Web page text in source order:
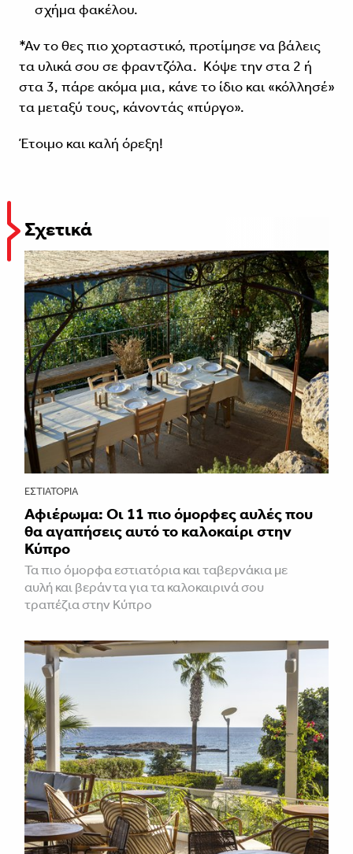
σχήμα φακέλου.
*Αν το θες πιο χορταστικό, προτίμησε να βάλεις
τα υλικά σου σε φραντζόλα. Κόψε την στα 2 ή
στα 3, πάρε ακόμα μια, κάνε το ίδιο και «κόλλησέ»
τα μεταξύ τους, κάνοντάς «πύργο».
Έτοιμο και καλή όρεξη!
Σχετικά
ΕΣΤΙΑΤΌΡΙΑ
Αφιέρωμα: Οι 11 πιο όμορφες αυλές που
θα αγαπήσεις αυτό το καλοκαίρι στην
Κύπρο
Τα πιο όμορφα εστιατόρια και ταβερνάκια με
αυλή και βεράντα για τα καλοκαιρινά σου
τραπέζια στην Κύπρο